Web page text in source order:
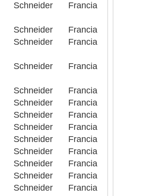
Schneider Francia
Schneider
Francia
Schneider Francia
Schneider Francia
Schneider
Francia
Schneider
Francia
Schneider
Francia
Schneider
Francia
Schneider
Francia
Schneider
Francia
Schneider
Francia
Schneider
Francia
Schneider
Francia